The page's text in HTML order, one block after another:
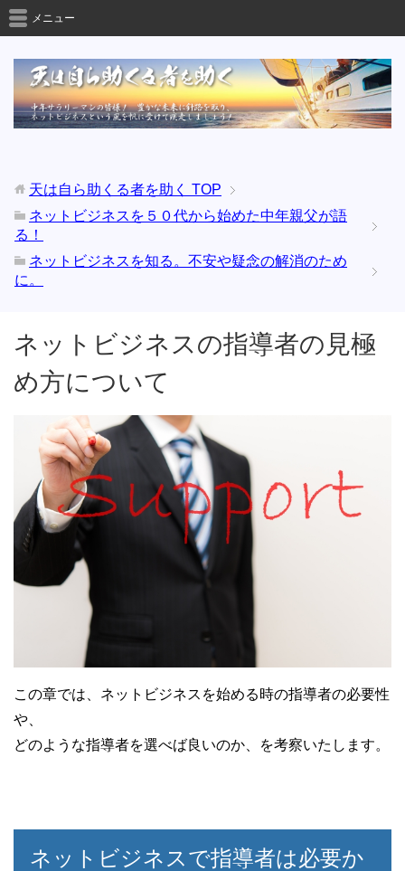
メニュー
天は自ら助くる者を助く TOP
ネットビジネスを５０代から始めた中年親父が語
る！
ネットビジネスを知る。不安や疑念の解消のため
に。
ネットビジネスの指導者の見極
め方について
この章では、ネットビジネスを始める時の指導者の必要性
や、
どのような指導者を選べば良いのか、を考察いたします。
ネットビジネスで指導者は必要か